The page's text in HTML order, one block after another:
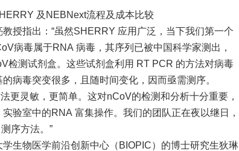
及NEBNext流程及成本比较
指出：“虽然SHERRY 应用广泛，当下我们第一个
病毒属于RNA 病毒，其序列已被中国科学家测出，
检测试剂盒。这些试剂盒利用 RT PCR 的方法对病毒
病毒突变很多，且随时间变化，因而亟需测序。
更灵敏，更简单。这对nCoV的检测和分析十分重要，
验室中的RNA 富集操作。我们的团队正在夜以继日，
序方法。”
物医学前沿创新中心（BIOPIC）的博士研究生狄琳